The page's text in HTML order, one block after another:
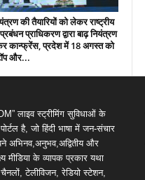
की तैयारियों को लेकर राष्ट्रीय
प्राधिकरण द्वारा बाढ़ नियंत्रण
कान्फ्रेंस, प्रदेश में 18 अगस्त को
और...
लाइव स्ट्रीमिंग सुविधाओं के
है, जो हिंदी भाषा में जन-संचार
अभिनव,अनुभव,अद्वितीय और
मीडिया के व्यापक प्रकार यथा
टेलीविजन, रेडियो स्टेशन,